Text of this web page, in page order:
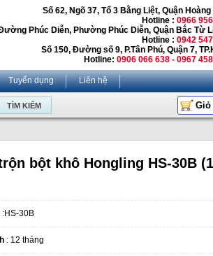
Số 62, Ngõ 37, Tổ 3 Bằng Liệt, Quận Hoàng
Hotline : 0966
Phúc Diễn, Phường Phúc Diễn, Quận Bắc Từ
Hotline : 0942
Số 150, Đường số 9, P.Tân Phú, Quận 7,
Hotline: 0906 066 638 - 0967
Tuyển dụng Liên hệ
Giỏ
bột khô Hongling HS-30B
:HS-30B
: 12 tháng